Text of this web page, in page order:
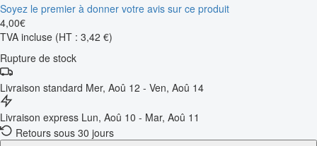
Soyez le premier à donner votre avis sur ce produit
4,00€
TVA incluse (HT : 3,42 €)
Rupture de stock
Livraison standard Mer, Aoû 12 - Ven, Aoû 14
Livraison express Lun, Aoû 10 - Mar, Aoû 11
Retours sous 30 jours